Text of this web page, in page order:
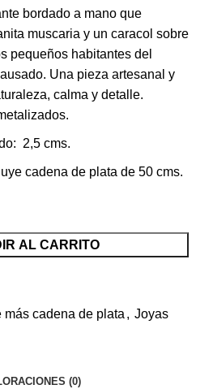
bordado a mano que
muscaria y un caracol sobre
pequeños habitantes del
Una pieza artesanal y
calma y detalle.
2,5 cms.
cadena de plata de 50 cms.
AL CARRITO
más cadena de plata , Joyas
(0)